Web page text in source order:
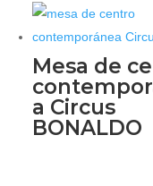
Mesa de
a Circus
BONALDO